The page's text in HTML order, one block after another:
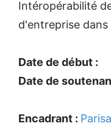
Intéropérabilité
d'entreprise
Date de début :
Date de
Encadrant :